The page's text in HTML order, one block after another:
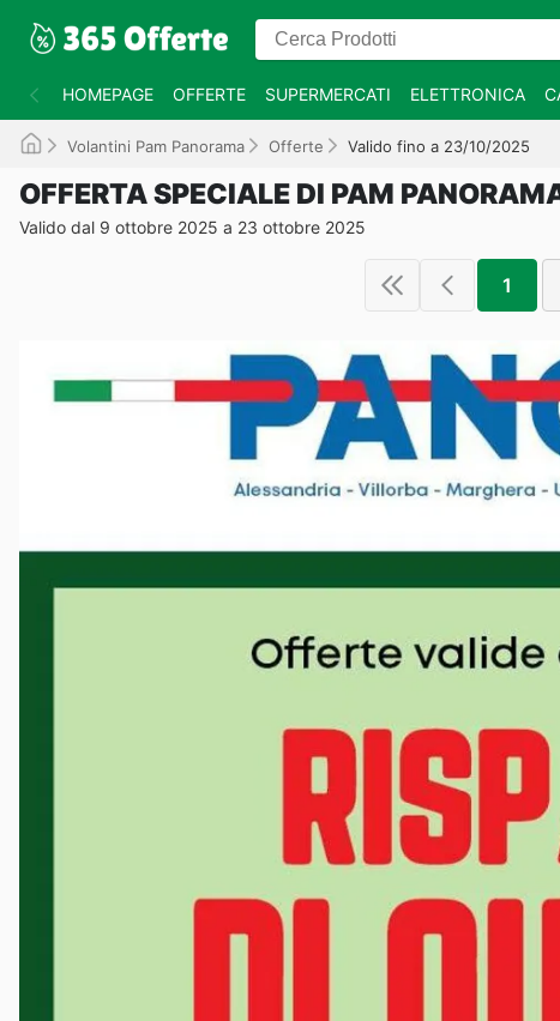
HOMEPAGE OFFERTE SUPERMERCATI ELETTRONICA
Volantini Pam Panorama Offerte Valido fino a 23/10/2025
OFFERTA SPECIALE DI PAM
Valido dal 9 ottobre 2025 a 23 ottobre 2025
1